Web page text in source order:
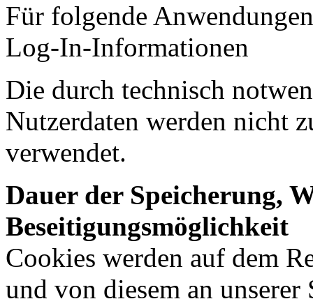
Für folgende
Log-In-Informationen
Die durch technisch
Nutzerdaten werden nicht
verwendet.
Dauer der Speicherung,
Beseitigungsmöglichkeit
Cookies werden auf dem
und von diesem an